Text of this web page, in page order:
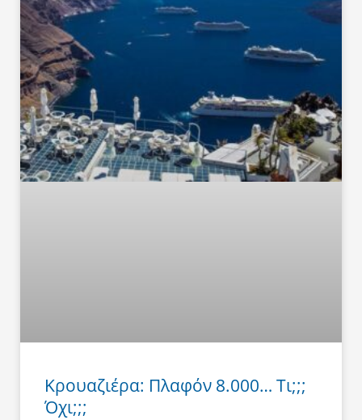
Κρουαζιέρα: Πλαφόν 8.000… Τι;;;
Όχι;;;